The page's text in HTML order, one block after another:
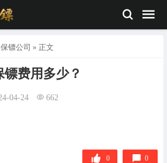
镖公司 » 正文
费用多少？
04-24 662
0 0